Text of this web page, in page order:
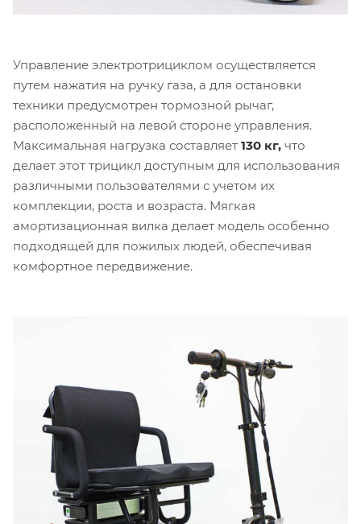
Управление электротрициклом осуществляется
путем нажатия на ручку газа, а для остановки
техники предусмотрен тормозной рычаг,
расположенный на левой стороне управления.
Максимальная нагрузка составляет 130 кг, что
делает этот трицикл доступным для использования
различными пользователями с учетом их
комплекции, роста и возраста. Мягкая
амортизационная вилка делает модель особенно
подходящей для пожилых людей, обеспечивая
комфортное передвижение.